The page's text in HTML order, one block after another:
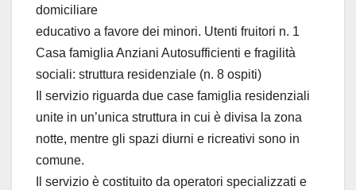
domiciliare
educativo a favore dei minori. Utenti fruitori n. 1
Casa famiglia Anziani Autosufficienti e fragilità
sociali: struttura residenziale (n. 8 ospiti)
Il servizio riguarda due case famiglia residenziali
unite in un’unica struttura in cui è divisa la zona
notte, mentre gli spazi diurni e ricreativi sono in
comune.
Il servizio è costituito da operatori specializzati e